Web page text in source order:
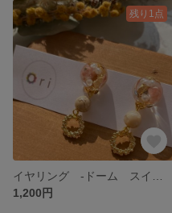
残り1点
1,200円